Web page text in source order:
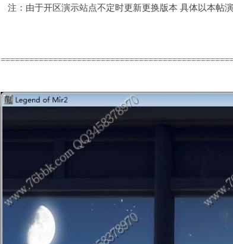
注：由于开区演示站点不定时更新更换版本 具体以本帖